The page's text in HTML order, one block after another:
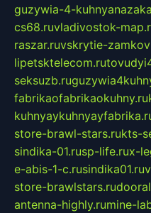
guzywia-4-
cs68.ruvladivostok-
raszar.ruvskrytie-
lipetsktelecom.ru
seksuzb.ru
fabrikaofabrikaokuhny.ru
store-brawl-stars.rukts-
sindika-01.rusp-life.rux-
e-abis-1-c.rusindika01.ru
store-brawlstars.ru
antenna-highly.rumine-